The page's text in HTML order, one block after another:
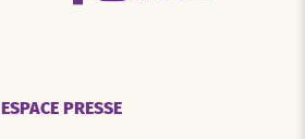
ESPACE PRESSE